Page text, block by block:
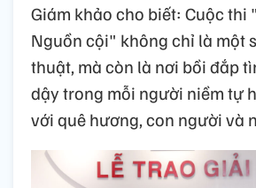
Giám khảo cho biết: Cuộc thi
Nguồn cội" không chỉ là một
thuật, mà còn là nơi bồi đắp
dậy trong mỗi người niềm tự
với quê hương, con người và